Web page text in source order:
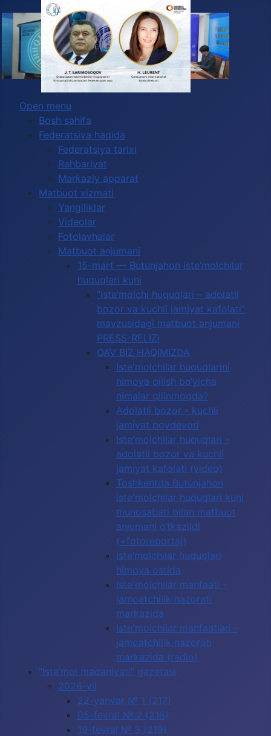
Выберите язык
Open menu
Bosh sahifa
Federatsiya haqida
Federatsiya tarixi
Rahbariyat
Markaziy apparat
Matbuot xizmati
Yangiliklar
Videolar
Fotolavhalar
Matbuot anjumani
15-mart — Butunjahon iste’molchilar
huquqlari kuni
“Iste’molchi huquqlari – adolatli
bozor va kuchli jamiyat kafolati”
mavzusidagi matbuot anjumani
PRESS-RELIZI
OAV BIZ HAQIMIZDA
Iste'molchilar huquqlarini
himoya qilish bo‘yicha
nimalar qilinmoqda?
Adolatli bozor - kuchli
jamiyat poydevori
Iste'molchilar huquqlari -
adolatli bozor va kuchli
jamiyat kafolati (video)
Toshkentda Butunjahon
iste'molchilar huquqlari kuni
munosabati bilan matbuot
anjumani o‘tkazildi
(+fotoreportaj)
Iste’molchilar huquqlari
himoya ostida
Iste'molchilar manfaati -
jamoatchilik nazorati
markazida
Iste'molchilar manfaatlari -
jamoatchilik nazorati
markazida (radio)
"Iste’mol madaniyati" gazetasi
2026-yil
22-yanvar № 1 (217)
05-fevral № 2 (218)
19-fevral № 3 (219)
2027-yilda Global Congress O‘zbekistonda
o‘tkazilishi kutilmoqda